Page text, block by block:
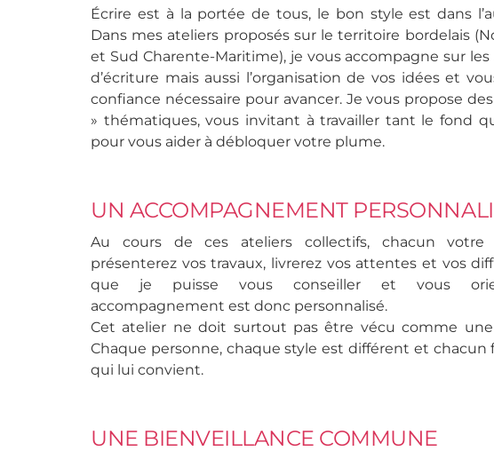
Écrire est à la portée de tous, le bon style est dans
Dans mes ateliers proposés sur le territoire bordelais
et Sud Charente-Maritime), je vous accompagne sur
d’écriture mais aussi l’organisation de vos idées et
confiance nécessaire pour avancer. Je vous propose
» thématiques, vous invitant à travailler tant le fond
pour vous aider à débloquer votre plume.
UN ACCOMPAGNEMENT
Au cours de ces ateliers collectifs, chacun votre
présenterez vos travaux, livrerez vos attentes et vos
que je puisse vous conseiller et vous
accompagnement est donc personnalisé.
Cet atelier ne doit surtout pas être vécu comme
Chaque personne, chaque style est différent et chacun
qui lui convient.
UNE BIENVEILLANCE COMMUNE